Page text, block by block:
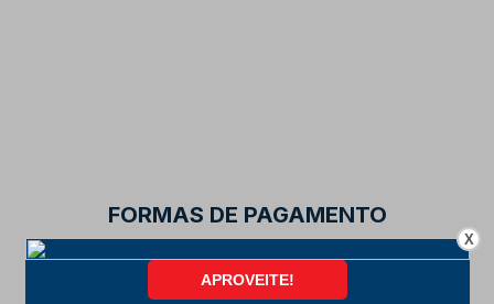
FORMAS DE PAGAMENTO
X